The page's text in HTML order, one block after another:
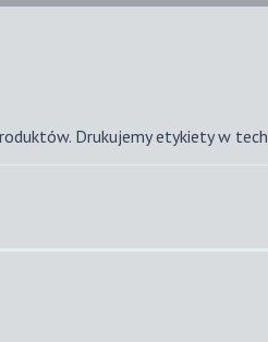
Drukujemy etykiety w